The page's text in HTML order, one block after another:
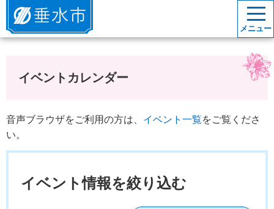
垂水市
メニュー
イベントカレンダー
音声ブラウザをご利用の方は、 イベント一覧をご覧くださ
い。
イベント情報を絞り込む